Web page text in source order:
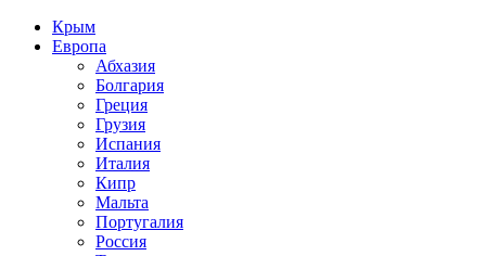
Крым
Европа
Абхазия
Болгария
Греция
Грузия
Испания
Италия
Кипр
Мальта
Португалия
Россия